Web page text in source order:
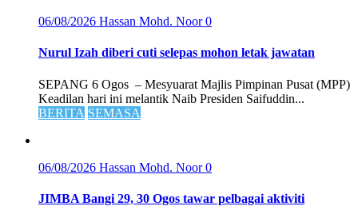
06/08/2026 Hassan Mohd. Noor0
Nurul Izah diberi cuti selepas mohon letak jawatan
SEPANG 6 Ogos – Mesyuarat Majlis Pimpinan Pusat (MPP)
Keadilan hari ini melantik Naib Presiden Saifuddin...
BERITA SEMASA
06/08/2026 Hassan Mohd. Noor0
JIMBA Bangi 29, 30 Ogos tawar pelbagai aktiviti